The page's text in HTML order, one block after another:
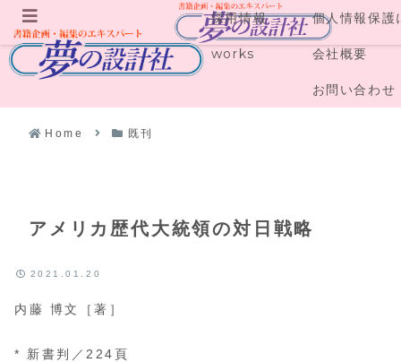
採用情報 個人情報保護
works 会社概要
お問い合わせ
Home 既刊
アメリカ歴代大統領の対日戦略
2021.01.20
内藤 博文［著］
* 新書判／224頁
メニュー